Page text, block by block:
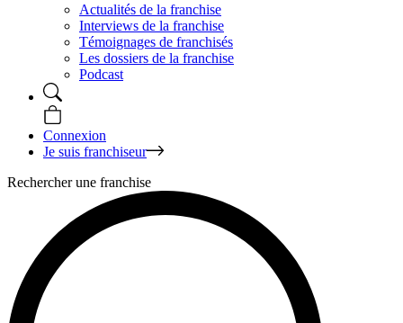
Actualités de la franchise
Interviews de la franchise
Témoignages de franchisés
Les dossiers de la franchise
Podcast
Connexion
Je suis franchiseur
Rechercher une franchise